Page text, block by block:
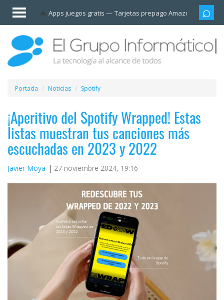
Apps juegos gratis Tarjetas prepago Amazon
Invitado
Iniciar
sesión /
Registrarse
Esenciales
Móviles
Ofertas
Apps
Redes
sociales
streaming
Operadores
Portada Noticias Spotify
¡Aperitivo del Spotify Wrapped! Estas
listas muestran tus canciones más
escuchadas en 2023 y 2022
Javier Moya 27 noviembre 2024, 19:16